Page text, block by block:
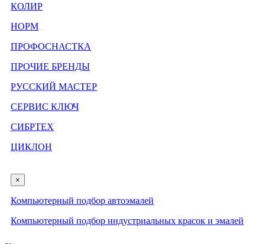
КОЛИР
НОРМ
ПРОФОСНАСТКА
ПРОЧИЕ БРЕНДЫ
РУССКИЙ МАСТЕР
СЕРВИС КЛЮЧ
СИБРТЕХ
ЦИКЛОН
×
Компьютерный подбор автоэмалей
Компьютерный подбор индустриальных красок и эмалей